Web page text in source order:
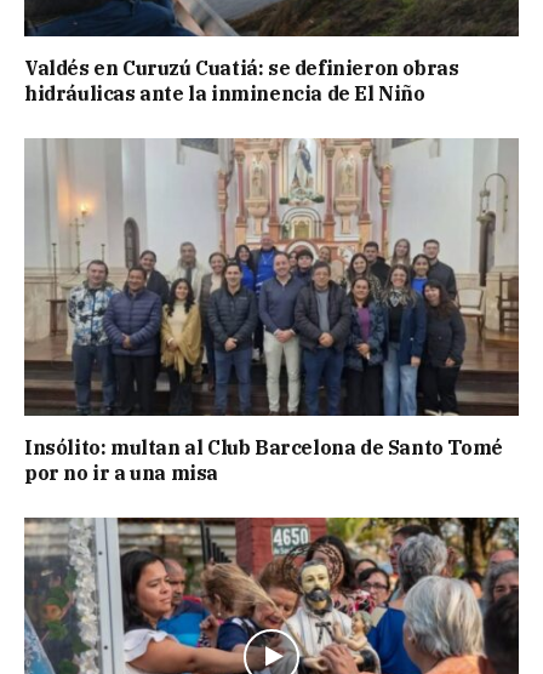
Valdés en Curuzú Cuatiá: se definieron obras
hidráulicas ante la inminencia de El Niño
Insólito: multan al Club Barcelona de Santo Tomé
por no ir a una misa